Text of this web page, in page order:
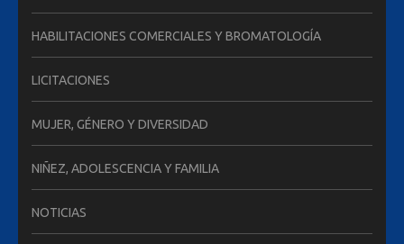
HABILITACIONES COMERCIALES Y BROMATOLOGÍA
LICITACIONES
MUJER, GÉNERO Y DIVERSIDAD
NIÑEZ, ADOLESCENCIA Y FAMILIA
NOTICIAS